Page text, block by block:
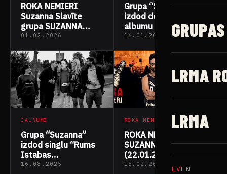
GRUPAS
LRMA
LRMA
LVEN
ROKA NEMIERI
Suzanna Slavīte
grupa SUZANNA
(28.01.2026)
01.02.2026
Grupa “Suzanna”
izdod debijas
albumu “Cilvēkam”
16.01.2026
JAUNUMI
Grupa “Suzanna”
izdod singlu “Rums
Istabas
Temperatūrā”
16.08.2025
ROKA NEMIERI
ROKA NEMIERI Grupa
SUZANNA
(22.01.2024)
15.02.2025